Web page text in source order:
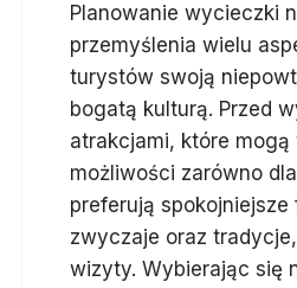
Planowanie wycieczki
przemyślenia wielu
turystów swoją
bogatą kulturą. Przed
atrakcjami, które
możliwości zarówno
preferują
zwyczaje oraz
wizyty. Wybierając się